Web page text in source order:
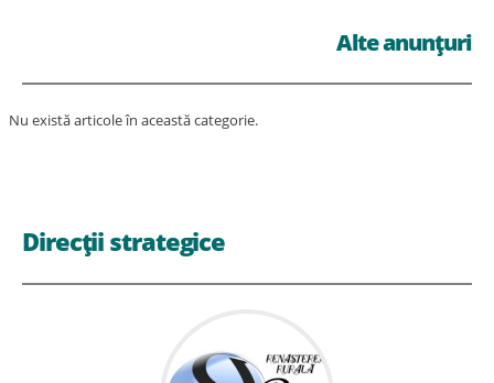
Alte anunțuri
Nu există articole în această categorie.
Direcții strategice